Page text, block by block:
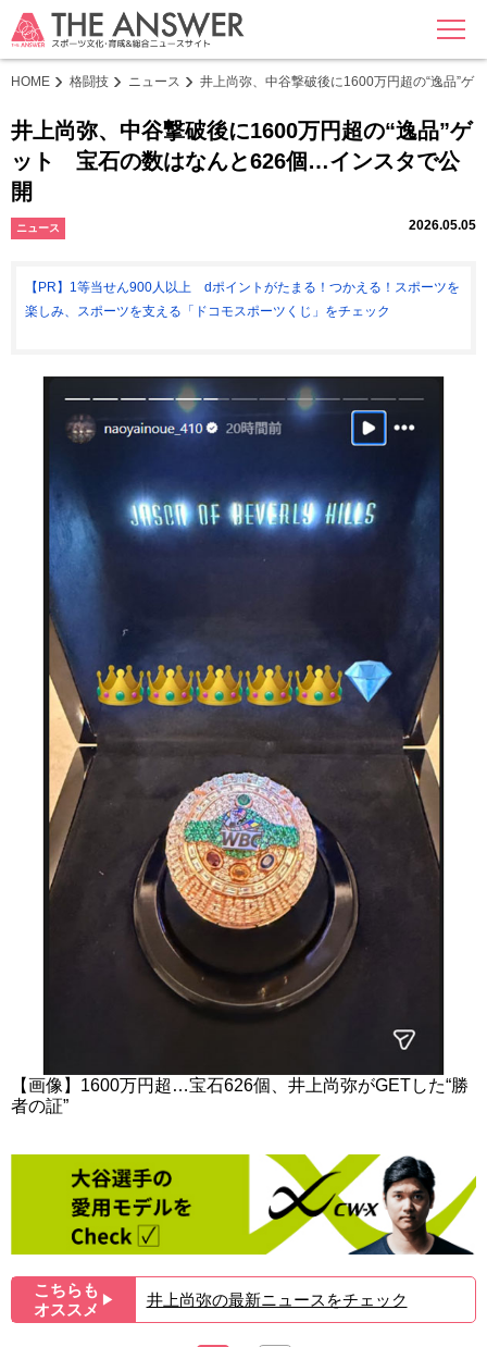
MENU
HOME 格闘技 ニュース 井上尚弥、中谷撃破後に1600万円超の“逸品”
井上尚弥、中谷撃破後に1600万円超の“逸品”ゲ
ット 宝石の数はなんと626個…インスタで公
開
ニュース 2026.05.05
【PR】1等当せん900人以上 dポイントがたまる！つかえる！スポーツを
楽しみ、スポーツを支える「ドコモスポーツくじ」をチェック
【画像】1600万円超…宝石626個、井上尚弥がGETした“勝
者の証”
こちらも
オススメ ▶︎ 井上尚弥の最新ニュースをチェック